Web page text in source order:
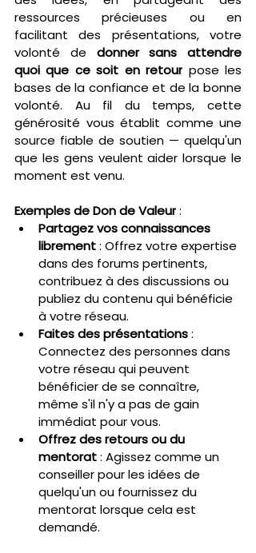
ressources précieuses ou en
facilitant des présentations, votre
volonté de donner sans attendre
quoi que ce soit en retour pose les
bases de la confiance et de la bonne
volonté. Au fil du temps, cette
générosité vous établit comme une
source fiable de soutien — quelqu'un
que les gens veulent aider lorsque le
moment est venu.
Exemples de Don de Valeur :
Partagez vos connaissances
librement : Offrez votre expertise
dans des forums pertinents,
contribuez à des discussions ou
publiez du contenu qui bénéficie
à votre réseau.
Faites des présentations :
Connectez des personnes dans
votre réseau qui peuvent
bénéficier de se connaître,
même s'il n'y a pas de gain
immédiat pour vous.
Offrez des retours ou du
mentorat : Agissez comme un
conseiller pour les idées de
quelqu'un ou fournissez du
mentorat lorsque cela est
demandé.